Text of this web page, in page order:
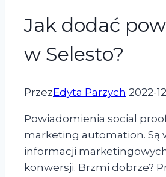
Jak dodać
w Selesto?
PrzezEdyta Parzych 2022-
Powiadomienia social
marketing automation. Są
informacji
konwersji. Brzmi dobrze?